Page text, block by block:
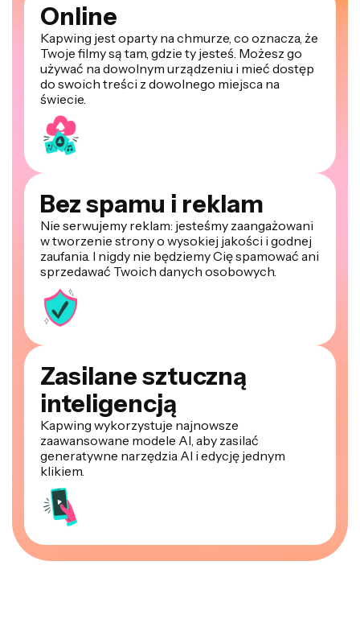
Online
Kapwing jest oparty na chmurze, co oznacza, że
Twoje filmy są tam, gdzie ty jesteś. Możesz go
używać na dowolnym urządzeniu i mieć dostęp
do swoich treści z dowolnego miejsca na
świecie.
Bez spamu i reklam
Nie serwujemy reklam: jesteśmy zaangażowani
w tworzenie strony o wysokiej jakości i godnej
zaufania. I nigdy nie będziemy Cię spamować ani
sprzedawać Twoich danych osobowych.
Zasilane sztuczną
inteligencją
Kapwing wykorzystuje najnowsze
zaawansowane modele AI, aby zasilać
generatywne narzędzia AI i edycję jednym
klikiem.